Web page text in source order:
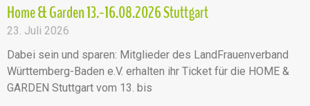
Home & Garden 13.-16.08.2026 Stuttgart
23. Juli 2026
Dabei sein und sparen: Mitglieder des LandFrauenverband
Württemberg-Baden e.V. erhalten ihr Ticket für die HOME &
GARDEN Stuttgart vom 13. bis